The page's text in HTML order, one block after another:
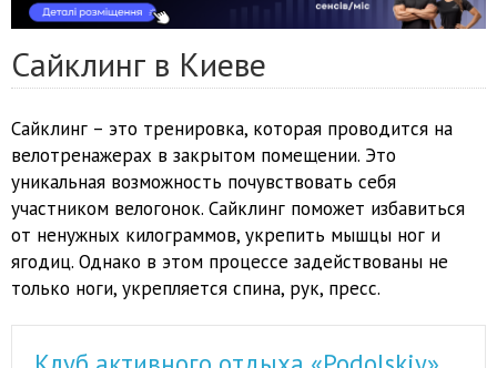
Сайклинг в Киеве
Сайклинг – это тренировка, которая проводится на
велотренажерах в закрытом помещении. Это
уникальная возможность почувствовать себя
участником велогонок. Сайклинг поможет избавиться
от ненужных килограммов, укрепить мышцы ног и
ягодиц. Однако в этом процессе задействованы не
только ноги, укрепляется спина, рук, пресс.